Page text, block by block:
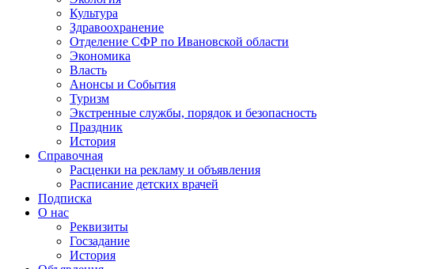
Культура
Здравоохранение
Отделение СФР по Ивановской области
Экономика
Власть
Анонсы и События
Туризм
Экстренные службы, порядок и безопасность
Праздник
История
Справочная
Расценки на рекламу и объявления
Расписание детских врачей
Подписка
О нас
Реквизиты
Госзадание
История